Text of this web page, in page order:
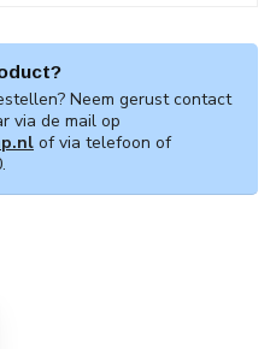
Neem gerust contact
via de mail op
of via telefoon of